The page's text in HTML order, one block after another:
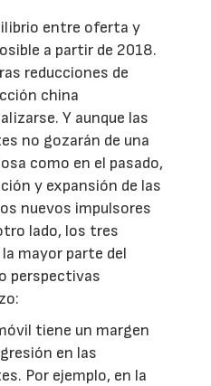
entre oferta y
a partir de 2018.
reducciones de
china
Y aunque las
no gozarán de una
como en el pasado,
y expansión de las
nuevos impulsores
lado, los tres
mayor parte del
perspectivas
tiene un margen
en las
Por ejemplo, en la